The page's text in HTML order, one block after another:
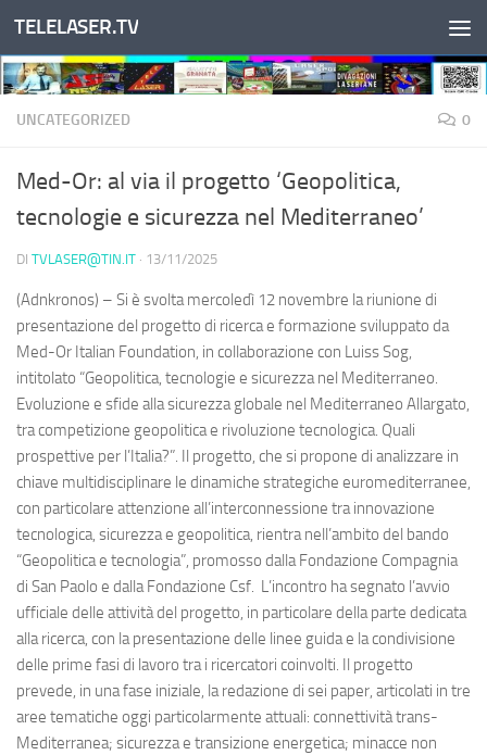
Salta al contenuto
TELELASER.TV
UNCATEGORIZED 0
Med-Or: al via il progetto ‘Geopolitica,
tecnologie e sicurezza nel Mediterraneo’
DI TVLASER@TIN.IT · 13/11/2025
(Adnkronos) – Si è svolta mercoledì 12 novembre la riunione di
presentazione del progetto di ricerca e formazione sviluppato da
Med-Or Italian Foundation, in collaborazione con Luiss Sog,
intitolato “Geopolitica, tecnologie e sicurezza nel Mediterraneo.
Evoluzione e sfide alla sicurezza globale nel Mediterraneo Allargato,
tra competizione geopolitica e rivoluzione tecnologica. Quali
prospettive per l’Italia?”. Il progetto, che si propone di analizzare in
chiave multidisciplinare le dinamiche strategiche euromediterranee,
con particolare attenzione all’interconnessione tra innovazione
tecnologica, sicurezza e geopolitica, rientra nell’ambito del bando
“Geopolitica e tecnologia”, promosso dalla Fondazione Compagnia
di San Paolo e dalla Fondazione Csf. L’incontro ha segnato l’avvio
ufficiale delle attività del progetto, in particolare della parte dedicata
alla ricerca, con la presentazione delle linee guida e la condivisione
delle prime fasi di lavoro tra i ricercatori coinvolti. Il progetto
prevede, in una fase iniziale, la redazione di sei paper, articolati in tre
aree tematiche oggi particolarmente attuali: connettività trans-
Mediterranea; sicurezza e transizione energetica; minacce non